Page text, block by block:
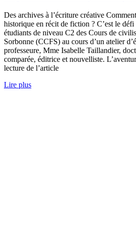
Des archives à l’écriture créative
historique en récit de fiction ? C’est le défi
étudiants de niveau C2 des Cours de
Sorbonne (CCFS) au cours d’un atelier
professeure, Mme Isabelle Taillandier,
comparée, éditrice et nouvelliste.
lecture de l’article
Lire plus